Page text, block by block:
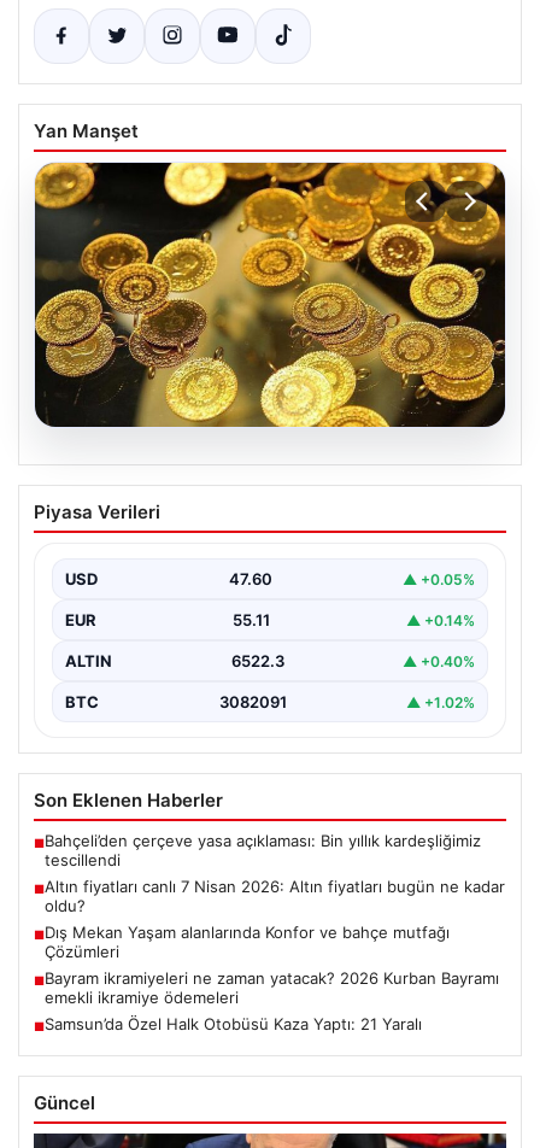
Yan Manşet
05.08.2026
Altın fiyatları canlı 7 Nisan 2026: Altın
fiyatları bugün ne kadar oldu?
Analizi", "content": "Bugün altın…
Piyasa Verileri
USD 47.60 ▲ +0.05%
EUR 55.11 ▲ +0.14%
ALTIN 6522.3 ▲ +0.40%
BTC 3082091 ▲ +1.02%
Son Eklenen Haberler
■Bahçeli’den çerçeve yasa açıklaması: Bin yıllık kardeşliğimiz
tescillendi
■Altın fiyatları canlı 7 Nisan 2026: Altın fiyatları bugün ne kadar
oldu?
■Dış Mekan Yaşam alanlarında Konfor ve bahçe mutfağı
Çözümleri
■Bayram ikramiyeleri ne zaman yatacak? 2026 Kurban Bayramı
emekli ikramiye ödemeleri
■Samsun’da Özel Halk Otobüsü Kaza Yaptı: 21 Yaralı
Güncel